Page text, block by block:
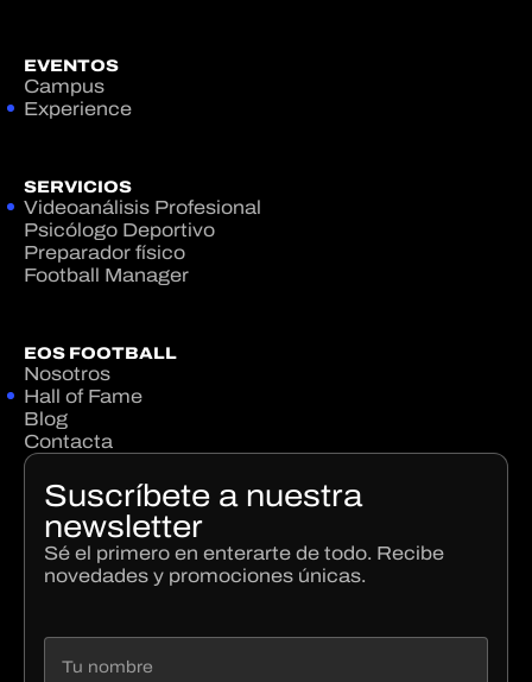
EVENTOS
Campus
Experience
SERVICIOS
Videoanálisis Profesional
Psicólogo Deportivo
Preparador físico
Football Manager
EOS FOOTBALL
Nosotros
Hall of Fame
Blog
Contacta
Suscríbete a nuestra
newsletter
Sé el primero en enterarte de todo. Recibe
novedades y promociones únicas.